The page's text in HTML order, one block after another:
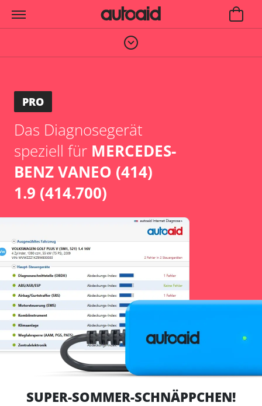
PRO
Das Diagnosegerät
speziell für MERCEDES-
BENZ VANEO (414)
1.9 (414.700)
SUPER-SOMMER-SCHNÄPPCHEN!